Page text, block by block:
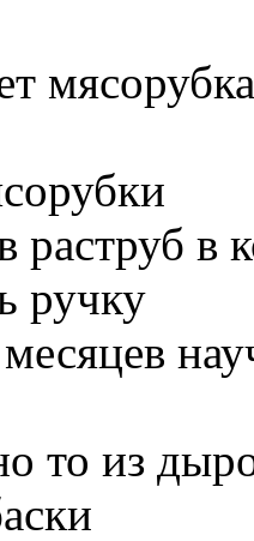
раструб в
ручку
то из